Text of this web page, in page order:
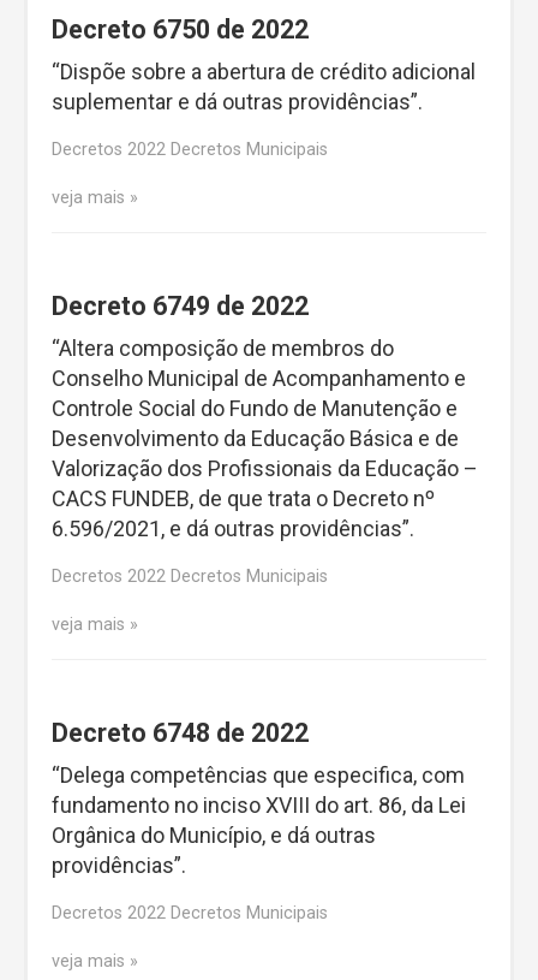
Decreto 6750 de 2022
“Dispõe sobre a abertura de crédito adicional
suplementar e dá outras providências”.
Decretos 2022 Decretos Municipais
veja mais
Decreto 6749 de 2022
“Altera composição de membros do
Conselho Municipal de Acompanhamento e
Controle Social do Fundo de Manutenção e
Desenvolvimento da Educação Básica e de
Valorização dos Profissionais da Educação –
CACS FUNDEB, de que trata o Decreto nº
6.596/2021, e dá outras providências”.
Decretos 2022 Decretos Municipais
veja mais
Decreto 6748 de 2022
“Delega competências que especifica, com
fundamento no inciso XVIII do art. 86, da Lei
Orgânica do Município, e dá outras
providências”.
Decretos 2022 Decretos Municipais
veja mais